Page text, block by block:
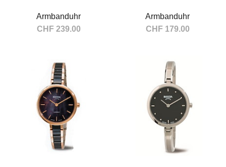
Armbanduhr
CHF 239.00
Armbanduhr
CHF 179.00